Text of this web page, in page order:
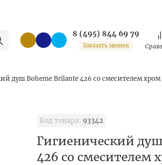
8 (495) 844 69 79
Заказать звонок
душ Boheme Brilante 426 со смесителем хром
Код товара: 93342
Гигиенический
426 со смесителем